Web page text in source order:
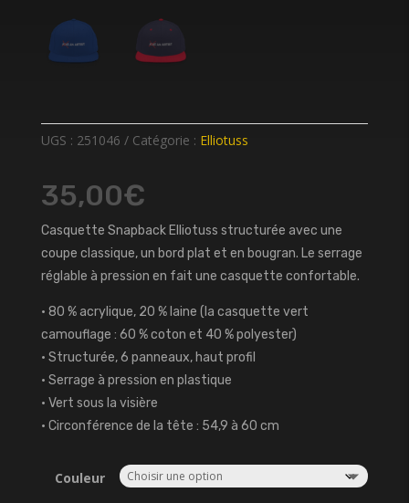
UGS : 251046 Catégorie : Elliotuss
35,00€
Casquette Snapback Elliotuss structurée avec une
coupe classique, un bord plat et en bougran. Le serrage
réglable à pression en fait une casquette confortable.
• 80 % acrylique, 20 % laine (la casquette vert
camouflage : 60 % coton et 40 % polyester)
• Structurée, 6 panneaux, haut profil
• Serrage à pression en plastique
• Vert sous la visière
• Circonférence de la tête : 54,9 à 60 cm
Couleur